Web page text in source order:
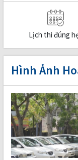
Lịch thi đúng
Hình Ảnh